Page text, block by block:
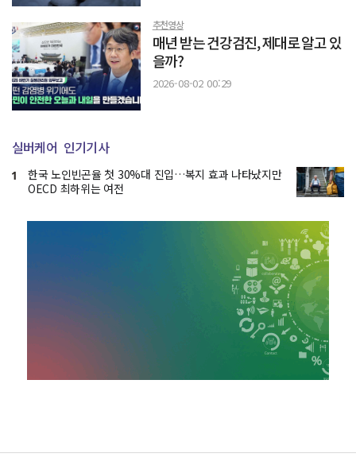
추천영상
매년 받는 건강검진, 제대로 알고 있
을까?
2026-08-02 00:29
실버케어 인기기사
1
한국 노인빈곤율 첫 30%대 진입…복지 효과 나타났지만
OECD 최하위는 여전